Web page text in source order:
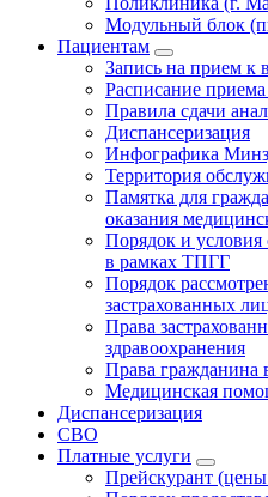
Модульный блок
Пациентам
Запись на прием к
Расписание
Правила сдачи
Диспансеризация
Инфографика
Территория
Памятка для
оказания
Порядок и
в рамках ТПГГ
Порядок
застрахованных
Права
здравоохранения
Права гражданина
Медицинская
Диспансеризация
СВО
Платные услуги
Прейскурант